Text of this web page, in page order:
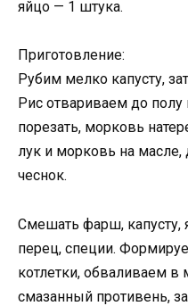
яйцо — 1 штука.
Приготовление:
Рубим мелко капусту,
Рис отвариваем до
порезать, морковь
лук и морковь на
чеснок.
Смешать фарш, капусту,
перец, специи.
котлетки, обваливаем
смазанный противень,